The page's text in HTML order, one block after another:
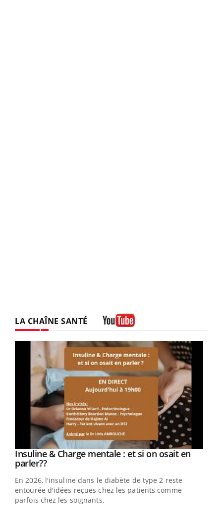
LA CHAÎNE SANTÉ
Youtube
Insuline & Charge mentale : et si on osait en
parler??Youtube
En 2026, l'insuline dans le diabète de type 2 reste
entourée d'idées reçues chez les patients comme
parfois chez les soignants.